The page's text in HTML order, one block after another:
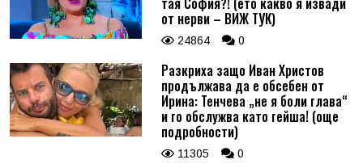
от нерви – ВИЖ ТУК)
24864 0
Разкриха защо Иван Христов
продължава да е обсебен от
Ирина: Тенчева „не я боли глава“
и го обслужва като гейша! (още
подробности)
11305 0